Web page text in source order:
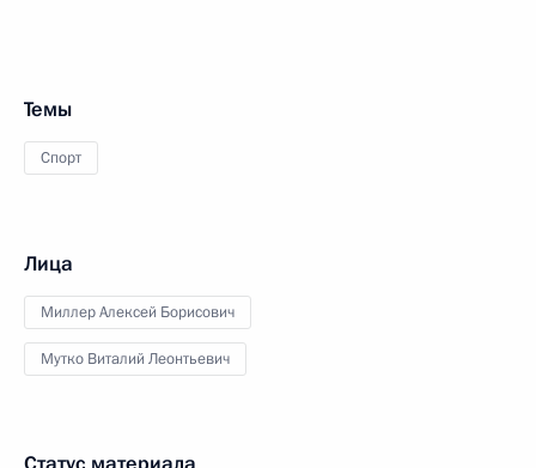
Темы
Спорт
Лица
Миллер Алексей Борисович
Мутко Виталий Леонтьевич